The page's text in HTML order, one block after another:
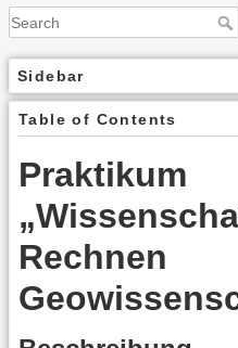
Sidebar
Table of Contents
Praktikum